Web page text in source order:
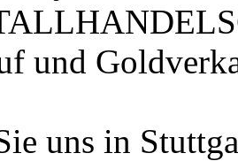
und
uns in